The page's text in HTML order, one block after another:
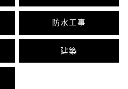
防水工事
建築